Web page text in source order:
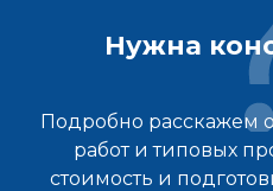
Нужна
Подробно расскажем
работ и типовых
стоимость и